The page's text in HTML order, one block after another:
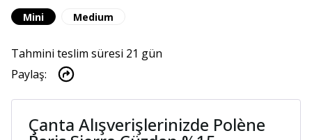
Mini Medium
Tahmini teslim süresi 21 gün
Paylaş:
Çanta Alışverişlerinizde Polène